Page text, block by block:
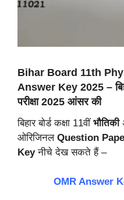
Bihar Board 11th
Answer Key 2025 – बिहार
परीक्षा 2025 आंसर की
बिहार बोर्ड कक्षा 11वीं भौतिकी
ओरिजिनल Question
Keyनीचे देख सकते हैं –
OMR Answer